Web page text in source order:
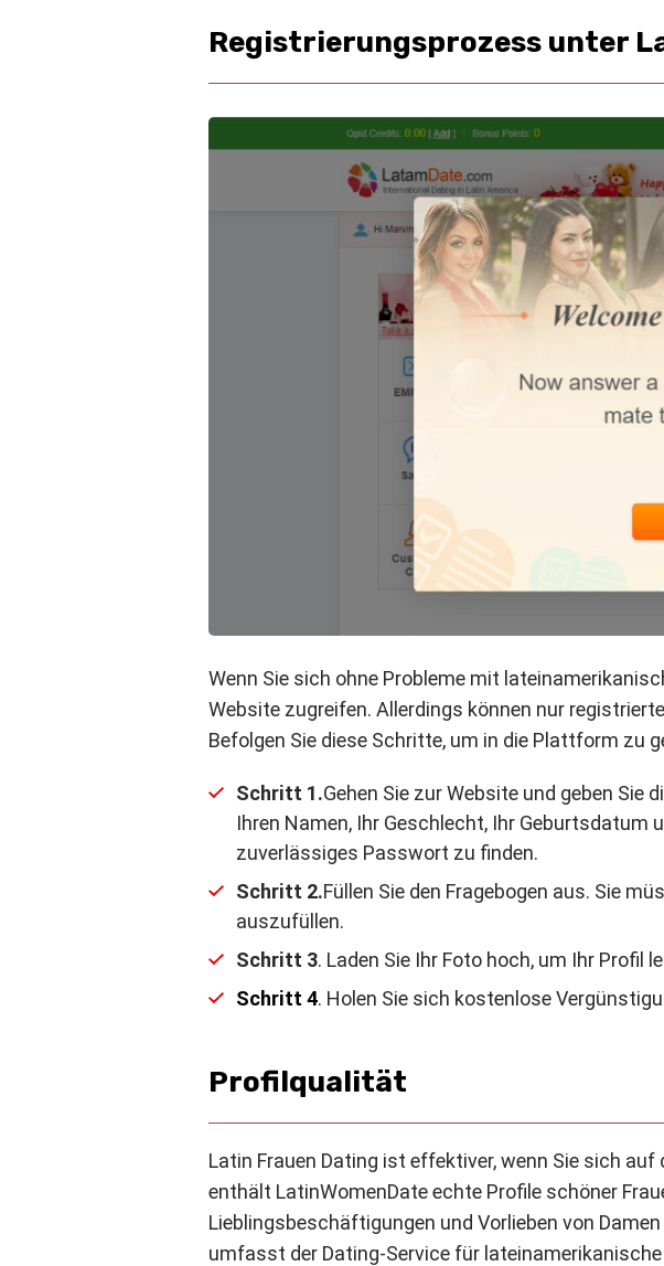
Registrierungsprozess unter
Wenn Sie sich ohne Probleme mit
Website zugreifen. Allerdings können nur
Befolgen Sie diese Schritte, um in die Plattform zu
Schritt 1.Gehen Sie zur Website und geben
Ihren Namen, Ihr Geschlecht, Ihr Geburtsdatum
zuverlässiges Passwort zu finden.
Schritt 2.Füllen Sie den Fragebogen aus. Sie
auszufüllen.
Schritt 3. Laden Sie Ihr Foto hoch, um Ihr Profil
Schritt 4. Holen Sie sich kostenlose
Profilqualität
Latin Frauen Dating ist effektiver, wenn Sie sich
enthält LatinWomenDate echte Profile schöner
Lieblingsbeschäftigungen und Vorlieben von
umfasst der Dating-Service für